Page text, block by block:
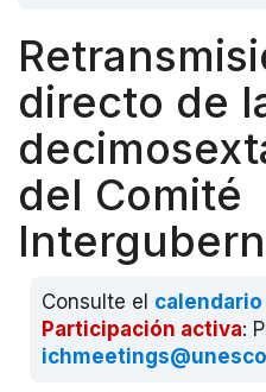
directo de
del Comité
Consulte el
Participación activa: